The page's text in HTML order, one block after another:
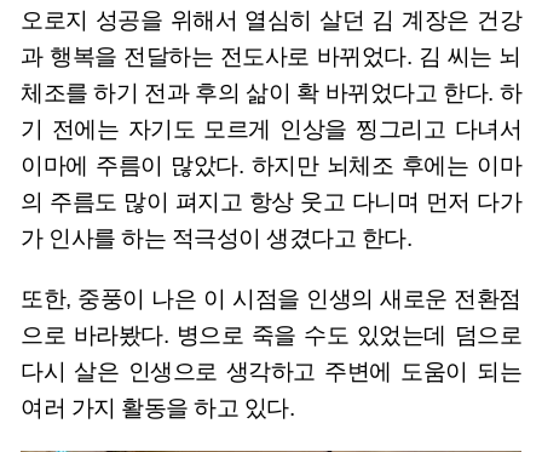
오로지 성공을 위해서 열심히 살던 김 계장은 건강
과 행복을 전달하는 전도사로 바뀌었다. 김 씨는 뇌
체조를 하기 전과 후의 삶이 확 바뀌었다고 한다. 하
기 전에는 자기도 모르게 인상을 찡그리고 다녀서
이마에 주름이 많았다. 하지만 뇌체조 후에는 이마
의 주름도 많이 펴지고 항상 웃고 다니며 먼저 다가
가 인사를 하는 적극성이 생겼다고 한다.
또한, 중풍이 나은 이 시점을 인생의 새로운 전환점
으로 바라봤다. 병으로 죽을 수도 있었는데 덤으로
다시 살은 인생으로 생각하고 주변에 도움이 되는
여러 가지 활동을 하고 있다.